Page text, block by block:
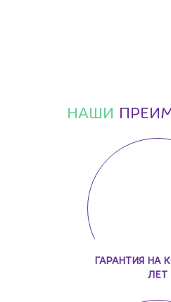
НАШИ
ГАРАНТИЯ НА
ЛЕТ